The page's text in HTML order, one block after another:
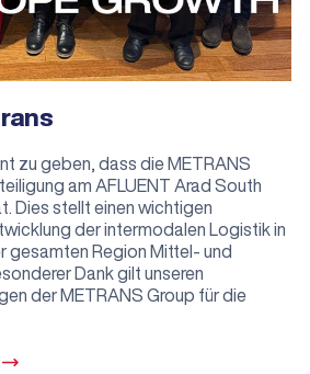
zu geben, dass die METRANS
am AFLUENT Arad South
Dies stellt einen wichtigen
der intermodalen Logistik in
gesamten Region Mittel- und
Dank gilt unseren
der METRANS Group für die